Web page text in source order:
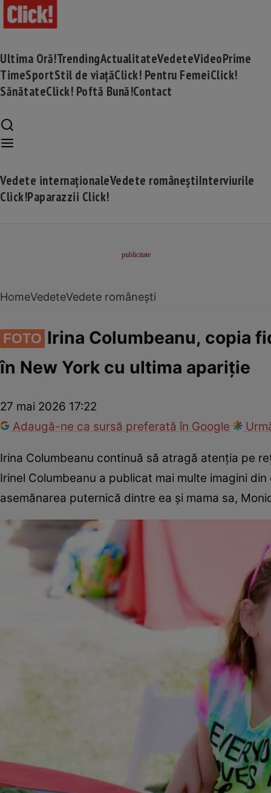
Ultima Oră!TrendingActualitateVedeteVideoPrime
TimeSportStil de viațăClick! Pentru FemeiClick!
SănătateClick! Poftă Bună!Contact
Vedete internaționaleVedete româneștiInterviurile
Click!Paparazzii Click!
HomeVedeteVedete românești
FOTO Irina Columbeanu, copia
în New York cu ultima apariție
27 mai 2026 17:22
Adaugă-ne ca sursă preferată în Google
Irina Columbeanu continuă să atragă atenția pe
Irinel Columbeanu a publicat mai multe imagini
asemănarea puternică dintre ea și mama sa,